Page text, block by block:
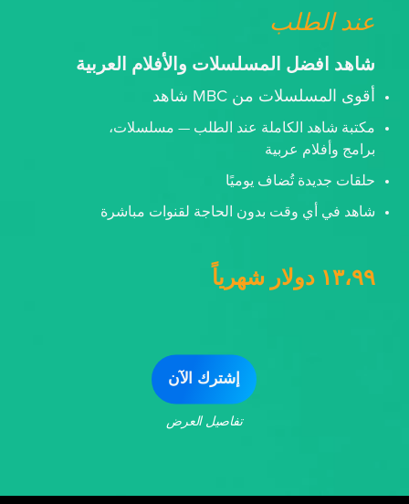
عند الطلب
شاهد افضل المسلسلات والأفلام العربية
أقوى المسلسلات من MBC شاهد
مكتبة شاهد الكاملة عند الطلب — مسلسلات،
برامج وأفلام عربية
حلقات جديدة تُضاف يوميًا
شاهد في أي وقت بدون الحاجة لقنوات مباشرة
١٣،٩٩ دولار شهرياً
إشترك الآن
تفاصيل العرض